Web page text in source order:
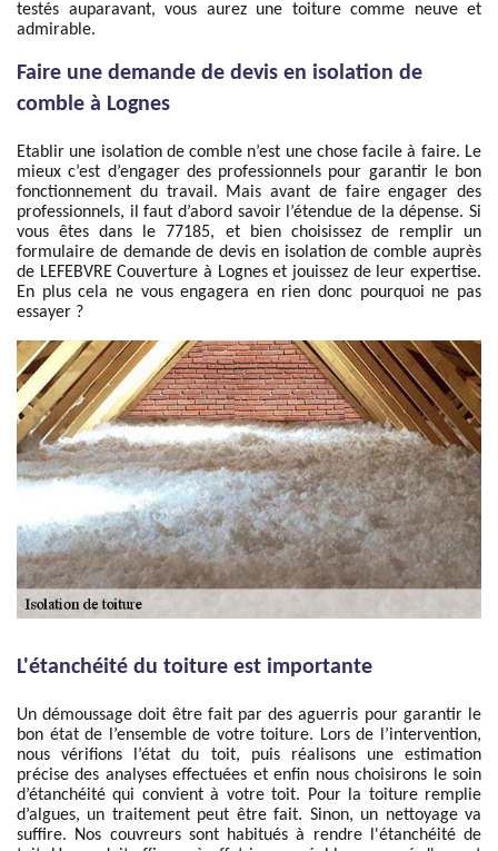
testés auparavant, vous aurez une toiture comme neuve et
admirable.
Faire une demande de devis en isolation de
comble à Lognes
Etablir une isolation de comble n’est une chose facile à faire. Le
mieux c’est d’engager des professionnels pour garantir le bon
fonctionnement du travail. Mais avant de faire engager des
professionnels, il faut d’abord savoir l’étendue de la dépense. Si
vous êtes dans le 77185, et bien choisissez de remplir un
formulaire de demande de devis en isolation de comble auprès
de LEFEBVRE Couverture à Lognes et jouissez de leur expertise.
En plus cela ne vous engagera en rien donc pourquoi ne pas
essayer ?
L'étanchéité du toiture est importante
Un démoussage doit être fait par des aguerris pour garantir le
bon état de l’ensemble de votre toiture. Lors de l’intervention,
nous vérifions l’état du toit, puis réalisons une estimation
précise des analyses effectuées et enfin nous choisirons le soin
d’étanchéité qui convient à votre toit. Pour la toiture remplie
d’algues, un traitement peut être fait. Sinon, un nettoyage va
suffire. Nos couvreurs sont habitués à rendre l'étanchéité de